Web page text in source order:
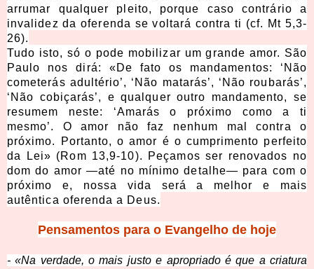
arrumar qualquer pleito, porque caso contrário a
invalidez da oferenda se voltará contra ti (cf. Mt 5,3-
26).
Tudo isto, só o pode mobilizar um grande amor. São
Paulo nos dirá: «De fato os mandamentos: ‘Não
cometerás adultério’, ‘Não matarás’, ‘Não roubarás’,
‘Não cobiçarás’, e qualquer outro mandamento, se
resumem neste: ‘Amarás o próximo como a ti
mesmo’. O amor não faz nenhum mal contra o
próximo. Portanto, o amor é o cumprimento perfeito
da Lei» (Rom 13,9-10). Peçamos ser renovados no
dom do amor —até no mínimo detalhe— para com o
próximo e, nossa vida será a melhor e mais
autêntica oferenda a Deus.
Pensamentos para o Evangelho de hoje
- «Na verdade, o mais justo e apropriado é que a criatura